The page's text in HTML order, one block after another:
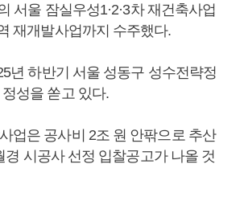
서울 잠실우성1·2·3차 재건축사업
재개발사업까지 수주했다.
년 하반기 서울 성동구 성수전략정
성을 쏟고 있다.
업은 공사비 2조 원 안팎으로 추산
경 시공사 선정 입찰공고가 나올 것